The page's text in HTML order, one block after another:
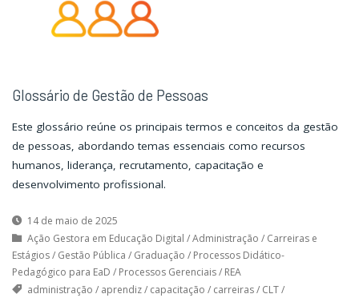
Glossário de Gestão de Pessoas
Este glossário reúne os principais termos e conceitos da gestão
de pessoas, abordando temas essenciais como recursos
humanos, liderança, recrutamento, capacitação e
desenvolvimento profissional.
14 de maio de 2025
Ação Gestora em Educação Digital /Administração / Carreiras e
Estágios/ Gestão Pública / Graduação / Processos Didático-
Pedagógico para EaD / Processos Gerenciais/ REA
administração / aprendiz/ capacitação / carreiras/ CLT/